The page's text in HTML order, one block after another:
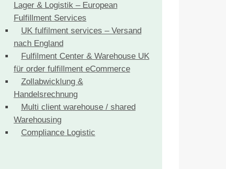
Lager & Logistik – European
Fulfillment Services
UK fulfilment services – Versand
nach England
Fulfilment Center & Warehouse UK
für order fulfillment eCommerce
Zollabwicklung &
Handelsrechnung
Multi client warehouse / shared
Warehousing
Compliance Logistic